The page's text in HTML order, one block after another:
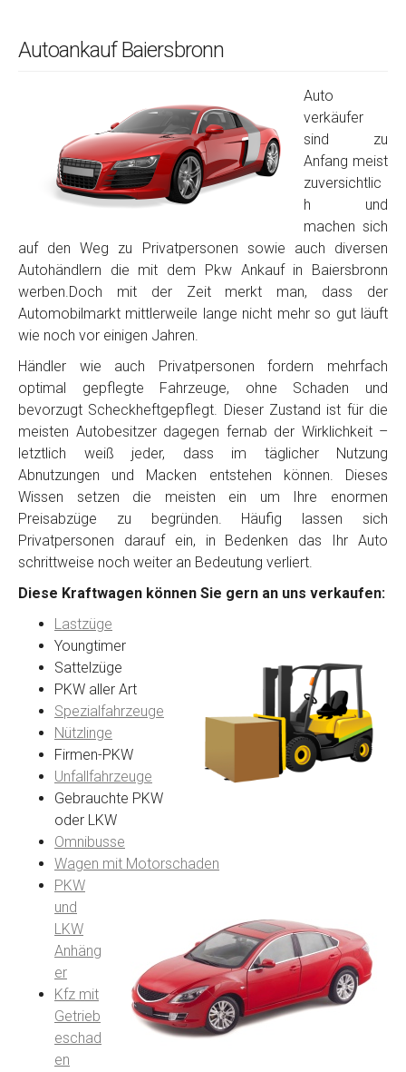
Autoankauf Baiersbronn
Auto
verkäufer
sind zu
Anfang meist
zuversichtlic
h und
machen sich
auf den Weg zu Privatpersonen sowie auch diversen
Autohändlern die mit dem Pkw Ankauf in Baiersbronn
werben.Doch mit der Zeit merkt man, dass der
Automobilmarkt mittlerweile lange nicht mehr so gut läuft
wie noch vor einigen Jahren.
Händler wie auch Privatpersonen fordern mehrfach
optimal gepflegte Fahrzeuge, ohne Schaden und
bevorzugt Scheckheftgepflegt. Dieser Zustand ist für die
meisten Autobesitzer dagegen fernab der Wirklichkeit –
letztlich weiß jeder, dass im täglicher Nutzung
Abnutzungen und Macken entstehen können. Dieses
Wissen setzen die meisten ein um Ihre enormen
Preisabzüge zu begründen. Häufig lassen sich
Privatpersonen darauf ein, in Bedenken das Ihr Auto
schrittweise noch weiter an Bedeutung verliert.
Diese Kraftwagen können Sie gern an uns verkaufen:
Lastzüge
Youngtimer
Sattelzüge
PKW aller Art
Spezialfahrzeuge
Nützlinge
Firmen-PKW
Unfallfahrzeuge
Gebrauchte PKW
oder LKW
Omnibusse
Wagen mit Motorschaden
PKW
und
LKW
Anhäng
er
Kfz mit
Getrieb
eschad
en